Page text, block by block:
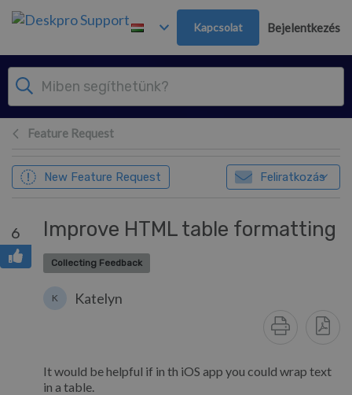
Továbblépés a fő tartalomra
Kapcsolat Bejelentkezés
Feature Request
New Feature Request Feliratkozás
6 Improve HTML table formatting
Collecting Feedback
K Katelyn
It would be helpful if in th iOS app you could wrap text
in a table.